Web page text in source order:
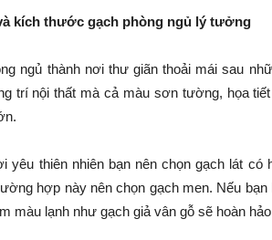
kích thước gạch phòng ngủ lý tưởng
ngủ thành nơi thư giãn thoải mái sau
trí nội thất mà cả màu sơn tường, họa
yêu thiên nhiên bạn nên chọn gạch lát
hợp này nên chọn gạch men. Nếu
màu lạnh như gạch giả vân gỗ sẽ hoàn